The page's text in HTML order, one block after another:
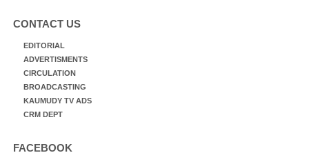
CONTACT US
EDITORIAL
ADVERTISMENTS
CIRCULATION
BROADCASTING
KAUMUDY TV ADS
CRM DEPT
FACEBOOK